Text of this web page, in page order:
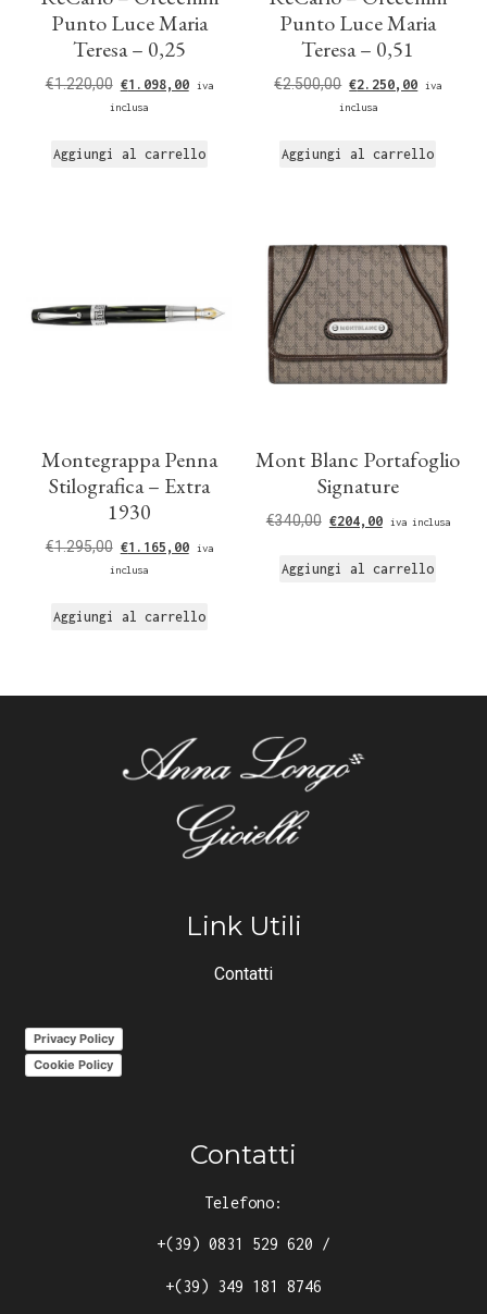
Punto Luce Maria
Teresa – 0,25
€1.220,00 €1.098,00
iva
inclusa
Aggiungi al carrello
Punto Luce Maria
Teresa – 0,51
€2.500,00 €2.250,00
iva
inclusa
Aggiungi al carrello
Montegrappa Penna
Stilografica – Extra
1930
€1.295,00 €1.165,00
iva
inclusa
Aggiungi al carrello
Mont Blanc Portafoglio
Signature
€340,00 €204,00 iva inclusa
Aggiungi al carrello
Link Utili
Contatti
Privacy Policy
Cookie Policy
Contatti
Telefono:
+(39) 0831 529 620 /
+(39) 349 181 8746